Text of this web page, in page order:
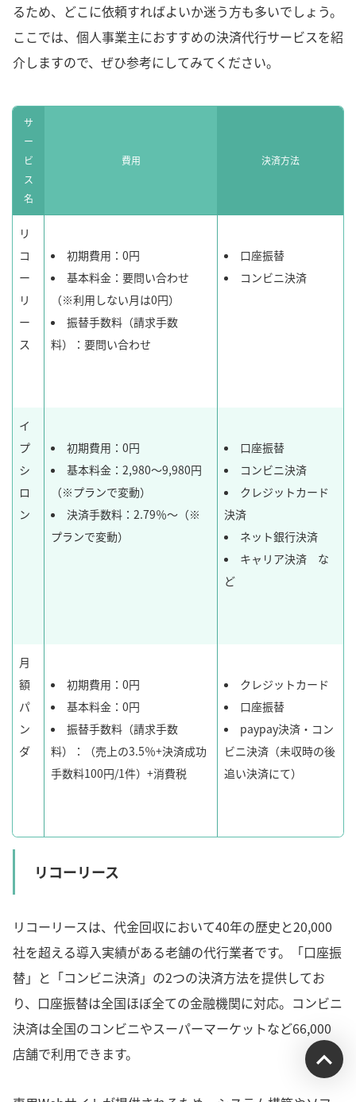
るため、どこに依頼すればよいか迷う方も多いでしょう。
ここでは、個人事業主におすすめの決済代行サービスを紹
介しますので、ぜひ参考にしてみてください。
サ
ー
ビ
ス
名
費用 決済方法
リ
コ
ー
リ
ー
ス
初期費用：0円
基本料金：要問い合わせ
（※利用しない月は0円）
振替手数料（請求手数
料）：要問い合わせ
口座振替
コンビニ決済
イ
プ
シ
ロ
ン
初期費用：0円
基本料金：2,980～9,980円
（※プランで変動）
決済手数料：2.79％～（※
プランで変動）
口座振替
コンビニ決済
クレジットカード
決済
ネット銀行決済
キャリア決済 な
ど
月
額
パ
ン
ダ
初期費用：0円
基本料金：0円
振替手数料（請求手数
料）：（売上の3.5％+決済成功
手数料100円/1件）+消費税
クレジットカード
口座振替
paypay決済・コン
ビニ決済（未収時の後
追い決済にて）
リコーリース
リコーリースは、代金回収において40年の歴史と20,000
社を超える導入実績がある老舗の代行業者です。「口座振
替」と「コンビニ決済」の2つの決済方法を提供してお
り、口座振替は全国ほぼ全ての金融機関に対応。コンビニ
決済は全国のコンビニやスーパーマーケットなど66,000
店舗で利用できます。